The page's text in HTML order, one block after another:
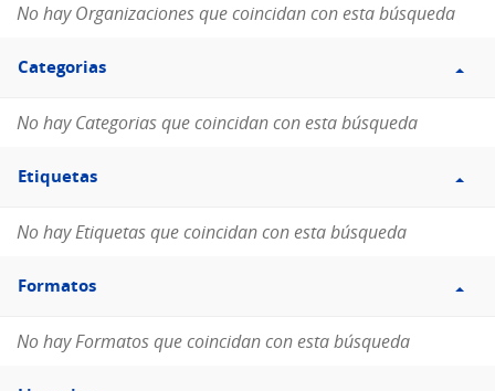
No hay Organizaciones que coincidan con esta búsqueda
Filtro
Categorias
Categorias
No hay Categorias que coincidan con esta búsqueda
Filtro
Etiquetas
Etiquetas
No hay Etiquetas que coincidan con esta búsqueda
Filtro
Formatos
Formatos
No hay Formatos que coincidan con esta búsqueda
Filtro